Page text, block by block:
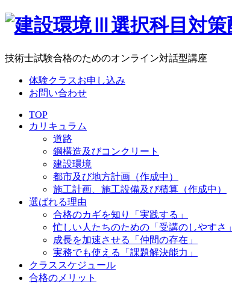
技術士試験合格のためのオンライン対話型講座
体験クラスお申し込み
お問い合わせ
TOP
カリキュラム
道路
鋼構造及びコンクリート
建設環境
都市及び地方計画（作成中）
施工計画、施工設備及び積算（作成中）
選ばれる理由
合格のカギを知り「実践する」
忙しい人たちのための「受講のしやすさ」
成長を加速させる「仲間の存在」
実務でも使える「課題解決能力」
クラススケジュール
合格のメリット